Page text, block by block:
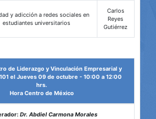
y adicción a redes sociales en
estudiantes universitarios
Carlos
Reyes
Gutiérrez
de Liderazgo y Vinculación Empresarial y
el Jueves 09 de octubre - 10:00 a 12:00
hrs.
Hora Centro de México
Dr. Abdiel Carmona Morales